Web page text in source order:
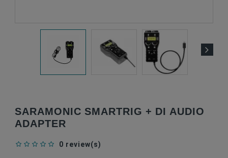
SARAMONIC SMARTRIG + DI AUDIO
ADAPTER
0 review(s)